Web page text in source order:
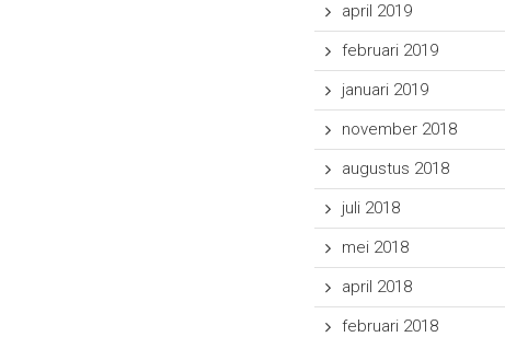
april 2019
februari 2019
januari 2019
november 2018
augustus 2018
juli 2018
mei 2018
april 2018
februari 2018